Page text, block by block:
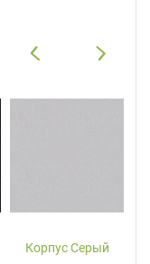
Корпус Серый